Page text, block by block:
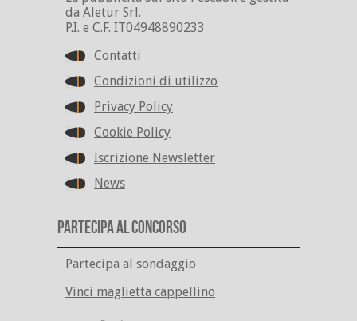
da Aletur Srl.
P.I. e C.F. IT04948890233
Contatti
Condizioni di utilizzo
Privacy Policy
Cookie Policy
Iscrizione Newsletter
News
Partecipa al Concorso
Partecipa al sondaggio
Vinci maglietta cappellino